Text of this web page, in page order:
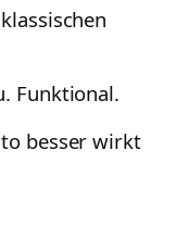
Funktional.
besser wirkt